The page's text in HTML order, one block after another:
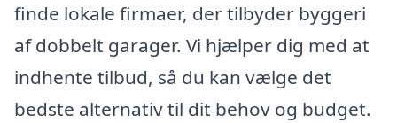
finde lokale firmaer, der tilbyder byggeri
af dobbelt garager. Vi hjælper dig med at
indhente tilbud, så du kan vælge det
bedste alternativ til dit behov og budget.